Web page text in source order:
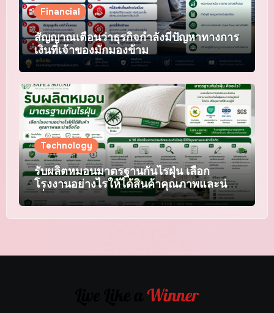
Financial
สัญญาณเตือนว่าธุรกิจกำลังมีปัญหาทางการ
เงินที่เจ้าของมักมองข้าม
Technology
รับผลิตหมอนมาตรฐานกันไรฝุ่น เลือก
โรงงานอย่างไรให้ได้สินค้าคุณภาพและน่า
เชื่อถือ